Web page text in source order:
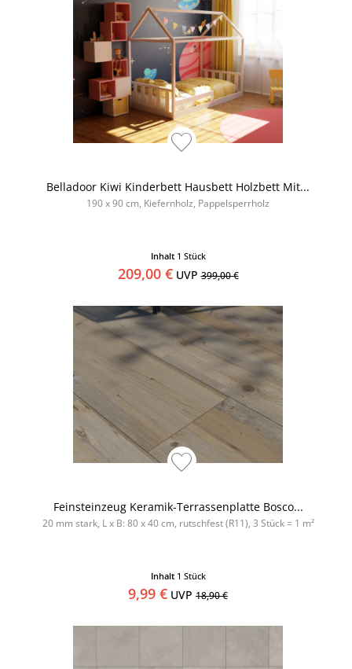
Belladoor Kiwi Kinderbett Hausbett Holzbett Mit...
190 x 90 cm, Kiefernholz, Pappelsperrholz
Inhalt 1 Stück
209,00 €UVP399,00 €
Feinsteinzeug Keramik-Terrassenplatte Bosco...
20 mm stark, L x B: 80 x 40 cm, rutschfest (R11), 3 Stück = 1 m²
Inhalt 1 Stück
9,99 € UVP 18,90 €